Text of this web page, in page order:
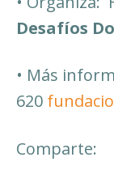
Desafíos
• Más
620
Comparte: